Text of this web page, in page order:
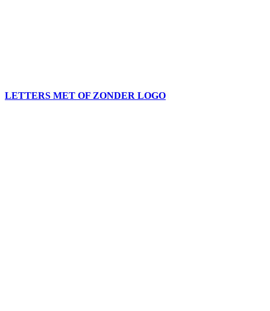
LETTERS MET OF ZONDER LOGO